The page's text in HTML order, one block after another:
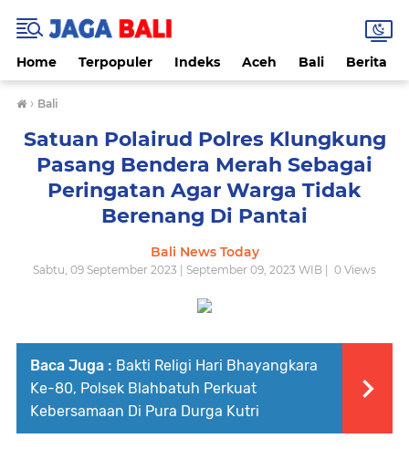
Home Terpopuler Indeks Aceh Bali Berita
› Bali
Satuan Polairud Polres Klungkung
Pasang Bendera Merah Sebagai
Peringatan Agar Warga Tidak
Berenang Di Pantai
Bali News Today
Sabtu, 09 September 2023 | September 09, 2023 WIB | 0 Views
Baca Juga : Bakti Religi Hari Bhayangkara
Ke-80, Polsek Blahbatuh Perkuat
Kebersamaan Di Pura Durga Kutri